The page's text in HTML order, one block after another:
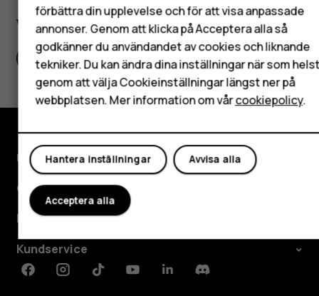
Surfplattor
Mitt konto
Var detta till hjälp?
Ja Nej
Utforska
Om
Planet and people
Kundservice
FacebookInstagramTiktokYoutubeLinkedinDiscord
förbättra din upplevelse och för att visa anpassade
annonser. Genom att klicka på Acceptera alla så
godkänner du användandet av cookies och liknande
tekniker. Du kan ändra dina inställningar när som helst
genom att välja Cookieinställningar längst ner på
webbplatsen. Mer information om vårcookiepolicy.
Avvisa alla
Hantera inställningar
Acceptera alla